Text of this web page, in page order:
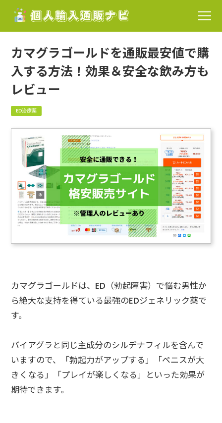
カマグラゴールドを通販最安値で購
入する方法！効果＆安全な飲み方も
レビュー
ED治療薬
カマグラゴールドは、ED（勃起障害）で悩む男性か
ら絶大な支持を得ている最強のEDジェネリック薬で
す。
バイアグラと同じ主成分のシルデナフィルを含んで
いますので、「勃起力がアップする」「ペニスが大
きくなる」「プレイが楽しくなる」といった効果が
期待できます。